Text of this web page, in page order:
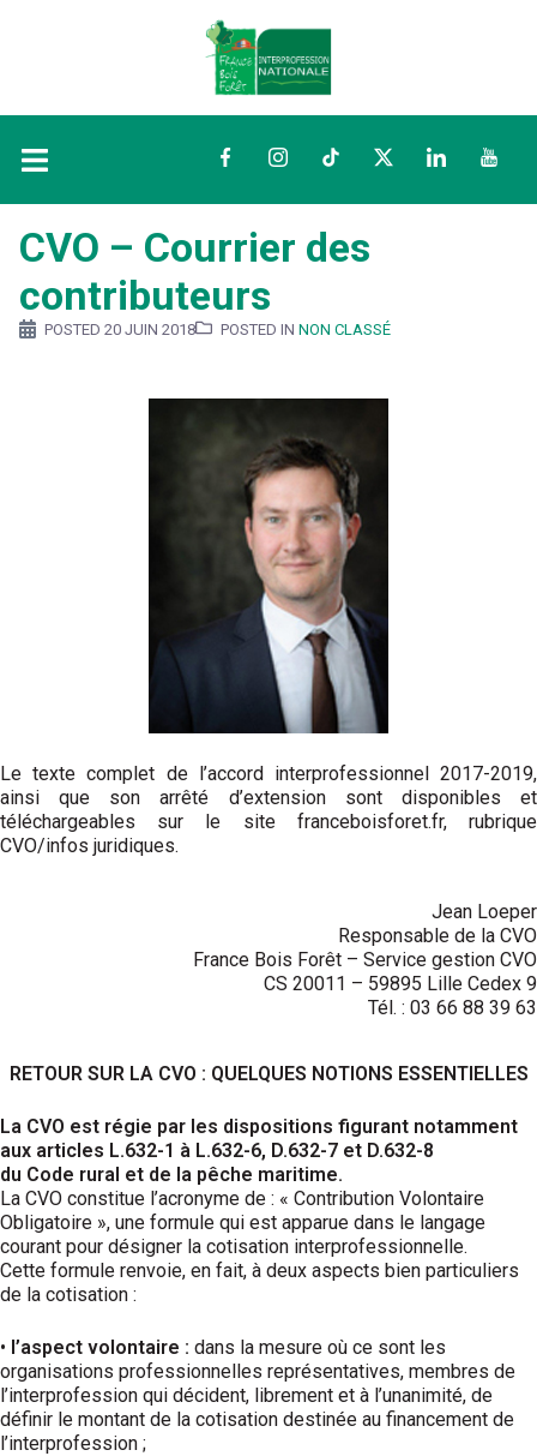
FacebookInstagramTikTokTwitterLinkedIn
CVO – Courrier des
contributeurs
POSTED 20 JUIN 2018 POSTED IN NON CLASSÉ
Le texte complet de l’accord interprofessionnel 2017-2019,
ainsi que son arrêté d’extension sont disponibles et
téléchargeables sur le site franceboisforet.fr, rubrique
CVO/infos juridiques.
Jean Loeper
Responsable de la CVO
France Bois Forêt – Service gestion CVO
CS 20011 – 59895 Lille Cedex 9
Tél. : 03 66 88 39 63
RETOUR SUR LA CVO : QUELQUES NOTIONS ESSENTIELLES
La CVO est régie par les dispositions figurant notamment
aux articles L.632-1 à L.632-6, D.632-7 et D.632-8
du Code rural et de la pêche maritime.
La CVO constitue l’acronyme de : « Contribution Volontaire
Obligatoire », une formule qui est apparue dans le langage
courant pour désigner la cotisation interprofessionnelle.
Cette formule renvoie, en fait, à deux aspects bien particuliers
de la cotisation :
• l’aspect volontaire : dans la mesure où ce sont les
organisations professionnelles représentatives, membres de
l’interprofession qui décident, librement et à l’unanimité, de
définir le montant de la cotisation destinée au financement de
l’interprofession ;